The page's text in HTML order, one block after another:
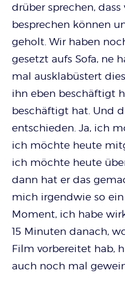
drüber sprechen,
besprechen können
geholt. Wir haben
gesetzt aufs Sofa, ne
mal ausklabüstert
ihn eben beschäftigt
beschäftigt hat. Und
entschieden. Ja, ich
ich möchte heute
ich möchte heute
dann hat er das
mich irgendwie so
Moment, ich habe
15 Minuten danach,
Film vorbereitet hab,
auch noch mal